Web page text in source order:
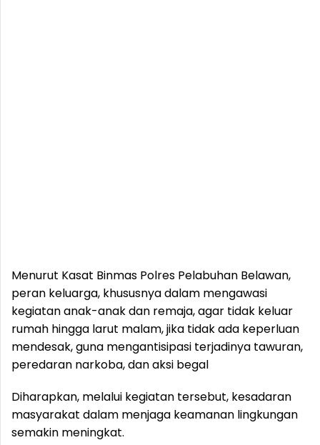
Menurut Kasat Binmas Polres Pelabuhan Belawan,
peran keluarga, khususnya dalam mengawasi
kegiatan anak-anak dan remaja, agar tidak keluar
rumah hingga larut malam, jika tidak ada keperluan
mendesak, guna mengantisipasi terjadinya tawuran,
peredaran narkoba, dan aksi begal
Diharapkan, melalui kegiatan tersebut, kesadaran
masyarakat dalam menjaga keamanan lingkungan
semakin meningkat.